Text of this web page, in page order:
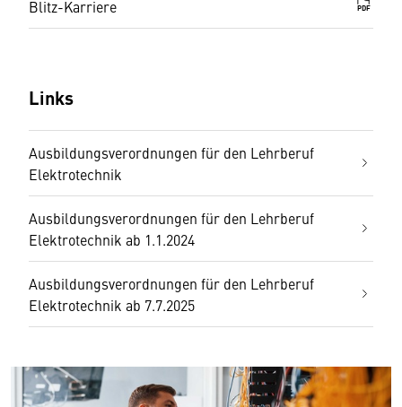
Blitz-Karriere
PDF
Links
Ausbildungsverordnungen für den Lehrberuf
Elektrotechnik
Ausbildungsverordnungen für den Lehrberuf
Elektrotechnik ab 1.1.2024
Ausbildungsverordnungen für den Lehrberuf
Elektrotechnik ab 7.7.2025